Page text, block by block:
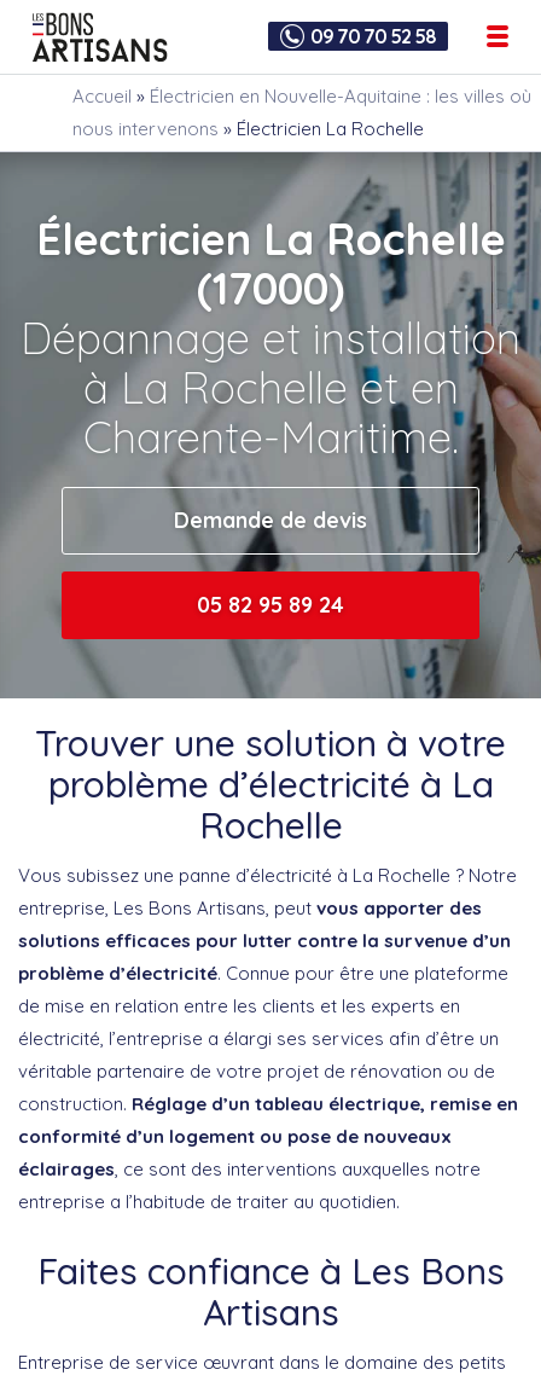
09 70 70 52 58
Accueil » Électricien en Nouvelle-Aquitaine : les villes où
nous intervenons » Électricien La Rochelle
Électricien La Rochelle
(17000)
Dépannage et installation
à La Rochelle et en
Charente-Maritime.
Demande de devis
05 82 95 89 24
Trouver une solution à votre
problème d’électricité à La
Rochelle
Vous subissez une panne d’électricité à La Rochelle ? Notre
entreprise, Les Bons Artisans, peut vous apporter des
solutions efficaces pour lutter contre la survenue d’un
problème d’électricité. Connue pour être une plateforme
de mise en relation entre les clients et les experts en
électricité, l’entreprise a élargi ses services afin d’être un
véritable partenaire de votre projet de rénovation ou de
construction. Réglage d’un tableau électrique, remise en
conformité d’un logement ou pose de nouveaux
éclairages , ce sont des interventions auxquelles notre
entreprise a l’habitude de traiter au quotidien.
Faites confiance à Les Bons
Artisans
Entreprise de service œuvrant dans le domaine des petits